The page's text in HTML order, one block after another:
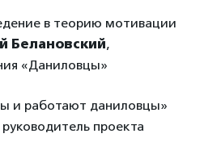
в теорию мотивации
Белановский,
«Даниловцы»
и работают даниловцы»
руководитель проекта